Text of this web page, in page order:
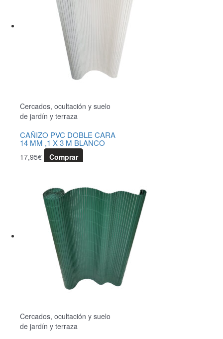
Cercados, ocultación y suelo
de jardín y terraza
CAÑIZO PVC DOBLE CARA
14 MM ,1 X 3 M BLANCO
17,95€ Comprar
Cercados, ocultación y suelo
de jardín y terraza